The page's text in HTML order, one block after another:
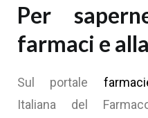
Per
farmaci e
Sul portale
Italiana del